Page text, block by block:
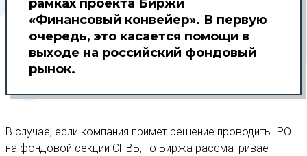
рамках проекта Биржи
«Финансовый конвейер». В первую
очередь, это касается помощи в
выходе на российский фондовый
рынок.
В случае, если компания примет решение проводить IPO
на фондовой секции СПВБ, то Биржа рассматривает